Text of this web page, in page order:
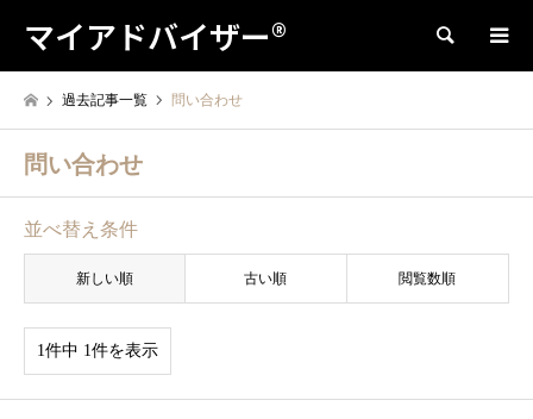
マイアドバイザー® 検索
過去記事一覧 問い合わせ
問い合わせ
並べ替え条件
新しい順 古い順 閲覧数順
1件中 1件を表示